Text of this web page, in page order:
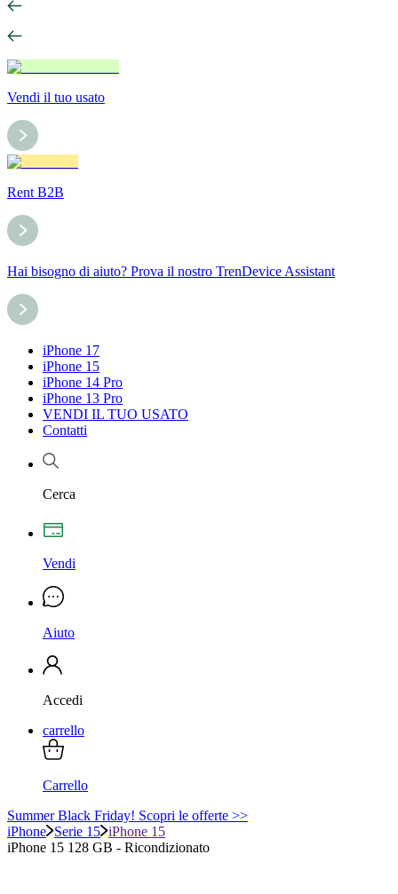
Vendi il tuo usato
Rent B2B
Hai bisogno di aiuto? Prova il nostro TrenDevice Assistant
iPhone 17
iPhone 15
iPhone 14 Pro
iPhone 13 Pro
VENDI IL TUO USATO
Contatti
Cerca
Vendi
Aiuto
Accedi
carrello
Carrello
Summer Black Friday! Scopri le offerte >>
iPhone Serie 15 iPhone 15
iPhone 15 128 GB - Ricondizionato